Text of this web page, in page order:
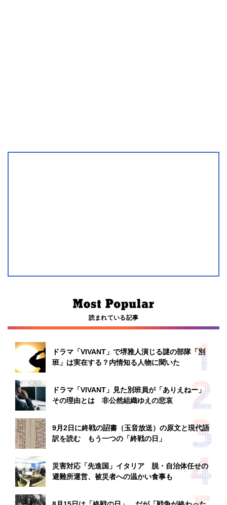
読まれている記事
ドラマ「VIVANT」で堺雅人演じる謎の部隊「別
班」は実在する？内情知る人物に聞いた
ドラマ「VIVANT」見た別班員が「ありえねー」
その理由とは 非公然組織ゆえの悲哀
9月2日に終戦の詔書（玉音放送）の原文と現代語
訳を読む もう一つの「終戦の日」
災害対応「先進国」イタリア 脱・自治体任せの
避難所運営、被災者への温かい食事も